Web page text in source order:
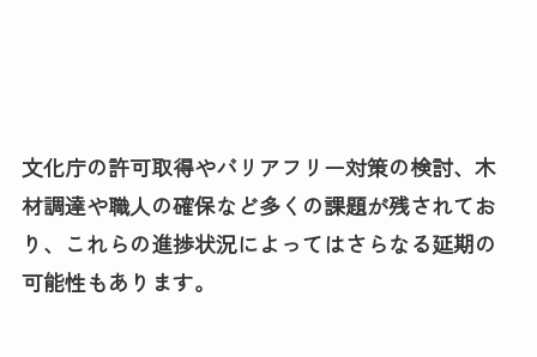
文化庁の許可取得やバリアフリー対策の検討、木
材調達や職人の確保など多くの課題が残されてお
り、これらの進捗状況によってはさらなる延期の
可能性もあります。